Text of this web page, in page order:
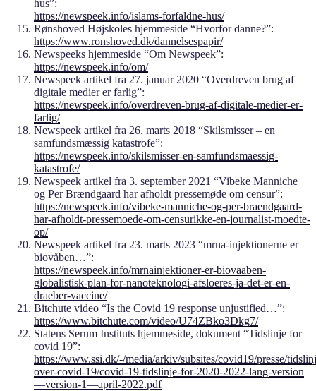
hus”:
https://newspeek.info/islams-forfaldne-hus/
Rønshoved Højskoles hjemmeside “Hvorfor danne?”:
https://www.ronshoved.dk/dannelsespapir/
Newspeeks hjemmeside “Om Newspeek”:
https://newspeek.info/om/
Newspeek artikel fra 27. januar 2020 “Overdreven brug af
digitale medier er farlig”:
https://newspeek.info/overdreven-brug-af-digitale-medier-er-
farlig/
Newspeek artikel fra 26. marts 2018 “Skilsmisser – en
samfundsmæssig katastrofe”:
https://newspeek.info/skilsmisser-en-samfundsmaessig-
katastrofe/
Newspeek artikel fra 3. september 2021 “Vibeke Manniche
og Per Brændgaard har afholdt pressemøde om censur”:
https://newspeek.info/vibeke-manniche-og-per-braendgaard-
har-afholdt-pressemoede-om-censurikke-en-journalist-moedte-
op/
Newspeek artikel fra 23. marts 2023 “mrna-injektionerne er
biovåben…”:
https://newspeek.info/mrnainjektioner-er-biovaaben-
globalistisk-plan-for-nanoteknologi-afsloeres-ja-det-er-en-
draeber-vaccine/
Bitchute video “Is the Covid 19 response unjustified…”:
https://www.bitchute.com/video/U74ZBko3Dkg7/
Statens Serum Instituts hjemmeside, dokument “Tidslinje for
covid 19”:
https://www.ssi.dk/-/media/arkiv/subsites/covid19/presse/
over-covid-19/covid-19-tidslinje-for-2020-2022-lang-version
—version-1—april-2022.pdf